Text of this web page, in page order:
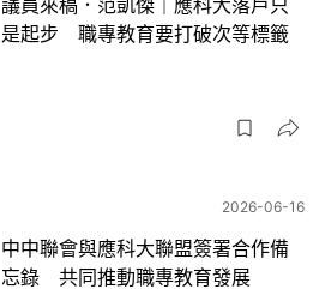
議員來稿．范凱傑｜應科大落戶只
是起步 職專教育要打破次等標籤
2026-06-16
中中聯會與應科大聯盟簽署合作備
忘錄 共同推動職專教育發展